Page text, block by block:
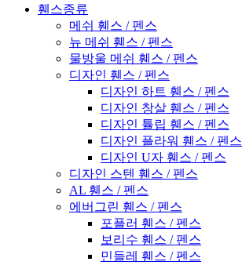
휀스종류
메쉬 휀스 / 펜스
뉴 메쉬 휀스 / 펜스
물방울 메쉬 휀스 / 펜스
디자인 휀스 / 펜스
디자인 하트 휀스 / 펜스
디자인 창살 휀스 / 펜스
디자인 튤립 휀스 / 펜스
디자인 플라워 휀스 / 펜스
디자인 U자 휀스 / 펜스
디자인 스텐 휀스 / 펜스
AL 휀스 / 펜스
에버그린 휀스 / 펜스
포플러 휀스 / 펜스
보리수 휀스 / 펜스
민들레 휀스 / 펜스